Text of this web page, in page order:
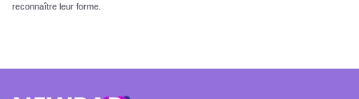
reconnaître leur forme.